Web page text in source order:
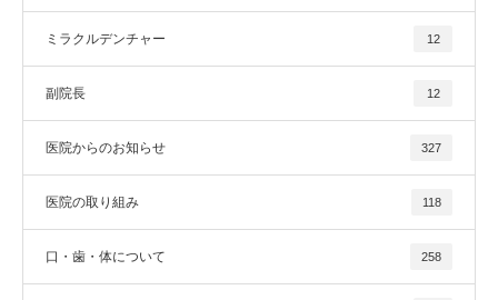
ミラクルデンチャー 12
副院長 12
医院からのお知らせ 327
医院の取り組み 118
口・歯・体について 258